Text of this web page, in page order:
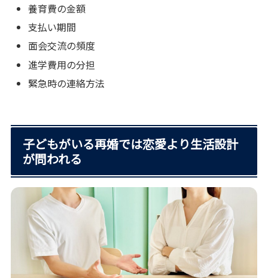
養育費の金額
支払い期間
面会交流の頻度
進学費用の分担
緊急時の連絡方法
子どもがいる再婚では恋愛より生活設計
が問われる